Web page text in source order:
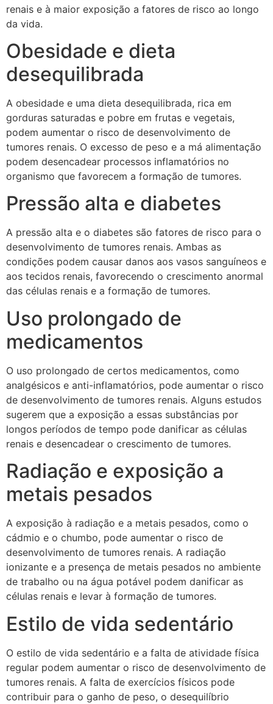
renais e à maior exposição a fatores de risco ao longo
da vida.
Obesidade e dieta
desequilibrada
A obesidade e uma dieta desequilibrada, rica em
gorduras saturadas e pobre em frutas e vegetais,
podem aumentar o risco de desenvolvimento de
tumores renais. O excesso de peso e a má alimentação
podem desencadear processos inflamatórios no
organismo que favorecem a formação de tumores.
Pressão alta e diabetes
A pressão alta e o diabetes são fatores de risco para o
desenvolvimento de tumores renais. Ambas as
condições podem causar danos aos vasos sanguíneos e
aos tecidos renais, favorecendo o crescimento anormal
das células renais e a formação de tumores.
Uso prolongado de
medicamentos
O uso prolongado de certos medicamentos, como
analgésicos e anti-inflamatórios, pode aumentar o risco
de desenvolvimento de tumores renais. Alguns estudos
sugerem que a exposição a essas substâncias por
longos períodos de tempo pode danificar as células
renais e desencadear o crescimento de tumores.
Radiação e exposição a
metais pesados
A exposição à radiação e a metais pesados, como o
cádmio e o chumbo, pode aumentar o risco de
desenvolvimento de tumores renais. A radiação
ionizante e a presença de metais pesados no ambiente
de trabalho ou na água potável podem danificar as
células renais e levar à formação de tumores.
Estilo de vida sedentário
O estilo de vida sedentário e a falta de atividade física
regular podem aumentar o risco de desenvolvimento de
tumores renais. A falta de exercícios físicos pode
contribuir para o ganho de peso, o desequilíbrio